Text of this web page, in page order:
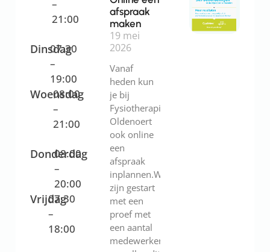
–
21:00
Dinsdag
07:30
–
19:00
Woensdag
08:00
–
21:00
Donderdag
08:00
–
20:00
Vrijdag
07:30
–
18:00
afspraak
maken
19 mei
2026
Vanaf
heden kun
je bij
Fysiotherapie
Oldenoert
ook online
een
afspraak
inplannen.We
zijn gestart
met een
proef met
een aantal
medewerkers